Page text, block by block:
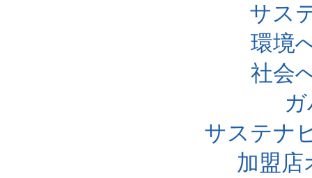
サス
環境
社会
サステナ
加盟店